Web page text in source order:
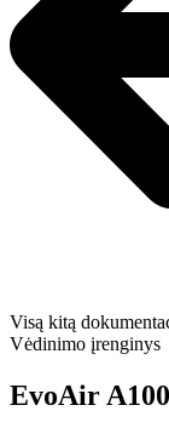
Visą kitą
Vėdinimo įrenginys
EvoAir